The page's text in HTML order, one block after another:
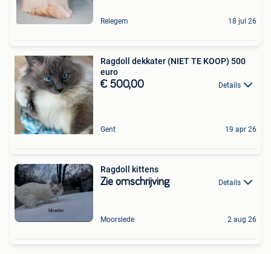
Relegem 18 jul 26
Ragdoll dekkater (NIET TE KOOP) 500
euro
€ 500,00 Details
Gent 19 apr 26
Ragdoll kittens
Zie omschrijving Details
Moorslede 2 aug 26